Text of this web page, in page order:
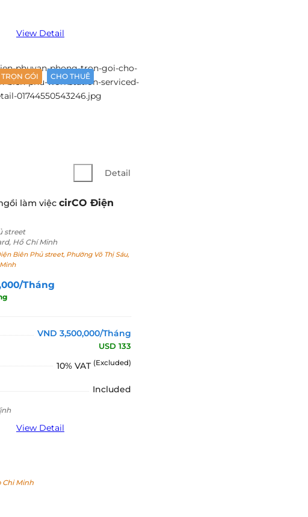
Chi Minh
View Detail
GÓI CHO THUÊ
Detail
làm việc cirCO Điện
street
Hồ Chí Minh
Biên Phủ street, Phường Võ Thị Sáu,
Tháng
VND 3,500,000/Tháng
USD 133
10% VAT (Excluded)
Included
View Detail